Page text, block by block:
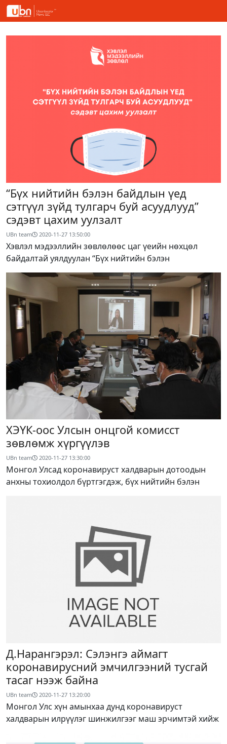
“Бүх нийтийн бэлэн байдлын үед
сэтгүүл зүйд тулгарч буй асуудлууд”
сэдэвт цахим уулзалт
UBn team 2020-11-27 13:50:00
Хэвлэл мэдээллийн зөвлөлөөс цаг үеийн нөхцөл
байдалтай уялдуулан “Бүх нийтийн бэлэн
ХЭҮК-оос Улсын онцгой комисст
зөвлөмж хүргүүлэв
UBn team 2020-11-27 13:30:00
Монгол Улсад коронавируст халдварын дотоодын
анхны тохиолдол бүртгэгдэж, бүх нийтийн бэлэн
Д.Нарангэрэл: Сэлэнгэ аймагт
коронавирусний эмчилгээний тусгай
тасаг нээж байна
UBn team 2020-11-27 13:20:00
Монгол Улс хүн амынхаа дунд коронавируст
халдварын илрүүлэг шинжилгээг маш эрчимтэй хийж